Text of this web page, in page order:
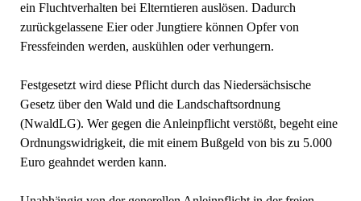
ein Fluchtverhalten bei Elterntieren auslösen. Dadurch
zurückgelassene Eier oder Jungtiere können Opfer von
Fressfeinden werden, auskühlen oder verhungern.
Festgesetzt wird diese Pflicht durch das Niedersächsische
Gesetz über den Wald und die Landschaftsordnung
(NwaldLG). Wer gegen die Anleinpflicht verstößt, begeht eine
Ordnungswidrigkeit, die mit einem Bußgeld von bis zu 5.000
Euro geahndet werden kann.